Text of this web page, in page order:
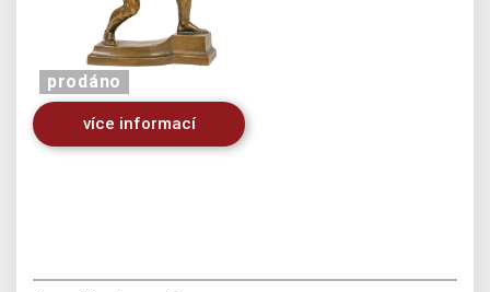
prodáno
více informací